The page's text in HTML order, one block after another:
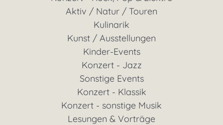
Aktiv / Natur / Touren
Kulinarik
Kunst / Ausstellungen
Kinder-Events
Konzert - Jazz
Sonstige Events
Konzert - Klassik
Konzert - sonstige Musik
Lesungen & Vorträge